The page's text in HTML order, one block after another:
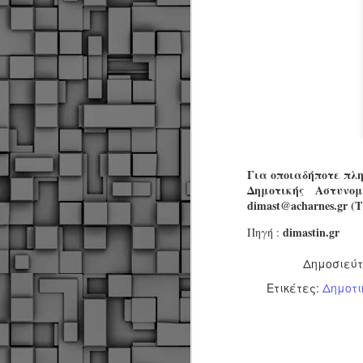
Για οποιαδήποτε
Δημοτικής
dimast@acharnes.gr
Πηγή : dimastin.gr
Ετικέτες: